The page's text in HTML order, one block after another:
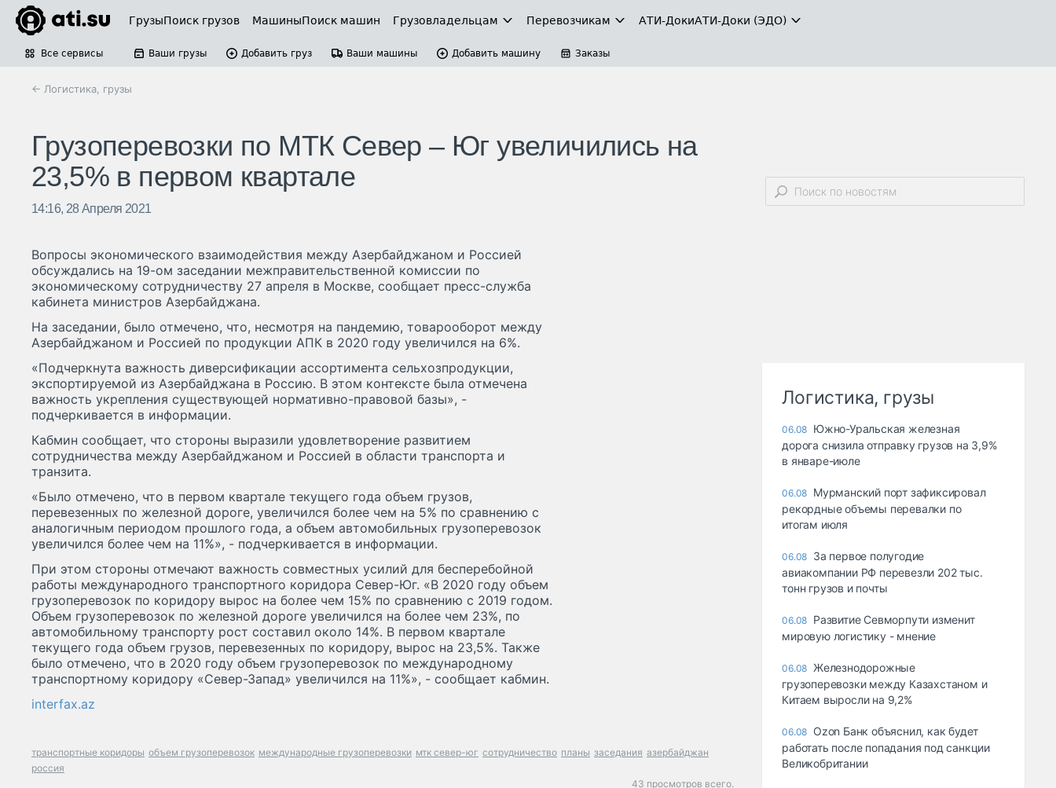
ГрузыПоиск грузов МашиныПоиск машин Грузовладельцам Перевозчикам АТИ-ДокиАТИ-Доки (ЭДО)
Все сервисы Ваши грузы Добавить груз Ваши машины Добавить машину Заказы
← Логистика, грузы
Грузоперевозки по МТК Север – Юг увеличились на
23,5% в первом квартале
14:16, 28 Апреля 2021
Вопросы экономического взаимодействия между Азербайджаном и Россией
обсуждались на 19-ом заседании межправительственной комиссии по
экономическому сотрудничеству 27 апреля в Москве, сообщает пресс-служба
кабинета министров Азербайджана.
На заседании, было отмечено, что, несмотря на пандемию, товарооборот между
Азербайджаном и Россией по продукции АПК в 2020 году увеличился на 6%.
«Подчеркнута важность диверсификации ассортимента сельхозпродукции,
экспортируемой из Азербайджана в Россию. В этом контексте была отмечена
важность укрепления существующей нормативно-правовой базы», -
подчеркивается в информации.
Кабмин сообщает, что стороны выразили удовлетворение развитием
сотрудничества между Азербайджаном и Россией в области транспорта и
транзита.
«Было отмечено, что в первом квартале текущего года объем грузов,
перевезенных по железной дороге, увеличился более чем на 5% по сравнению с
аналогичным периодом прошлого года, а объем автомобильных грузоперевозок
увеличился более чем на 11%», - подчеркивается в информации.
При этом стороны отмечают важность совместных усилий для бесперебойной
работы международного транспортного коридора Север-Юг. «В 2020 году объем
грузоперевозок по коридору вырос на более чем 15% по сравнению с 2019 годом.
Объем грузоперевозок по железной дороге увеличился на более чем 23%, по
автомобильному транспорту рост составил около 14%. В первом квартале
текущего года объем грузов, перевезенных по коридору, вырос на 23,5%. Также
было отмечено, что в 2020 году объем грузоперевозок по международному
транспортному коридору «Север-Запад» увеличился на 11%», - сообщает кабмин.
interfax.az
транспортные коридоры объем грузоперевозок международные грузоперевозки мтк север-юг сотрудничество планы заседания азербайджан
россия
43 просмотров всего.
Логистика, грузы
06.08 Южно-Уральская железная
дорога снизила отправку грузов на 3,9%
в январе-июле
06.08 Мурманский порт зафиксировал
рекордные объемы перевалки по
итогам июля
06.08 За первое полугодие
авиакомпании РФ перевезли 202 тыс.
тонн грузов и почты
06.08 Развитие Севморпути изменит
мировую логистику - мнение
06.08 Железнодорожные
грузоперевозки между Казахстаном и
Китаем выросли на 9,2%
06.08 Ozon Банк объяснил, как будет
работать после попадания под санкции
Великобритании